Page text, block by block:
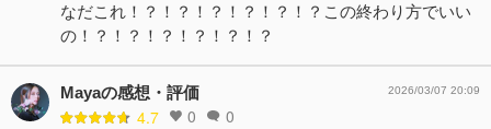
なだこれ！？！？！？！？！？！？この終わり方でいい
の！？！？！？！？！？！？
Mayaの感想・評価
4.7 0 0
2026/03/07 20:09